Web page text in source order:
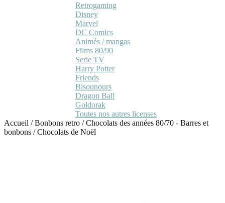
Retrogaming
Disney
Marvel
DC Comics
Animés / mangas
Films 80/90
Serie TV
Harry Potter
Friends
Bisounours
Dragon Ball
Goldorak
Toutes nos autres licenses
Accueil /Bonbons retro /Chocolats des années 80/70 - Barres et
bonbons /Chocolats de Noël